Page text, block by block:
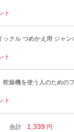
ト
クル つめかえ用 ジャン
ト
燥機を使う人のための
ト
合計 1,339 円